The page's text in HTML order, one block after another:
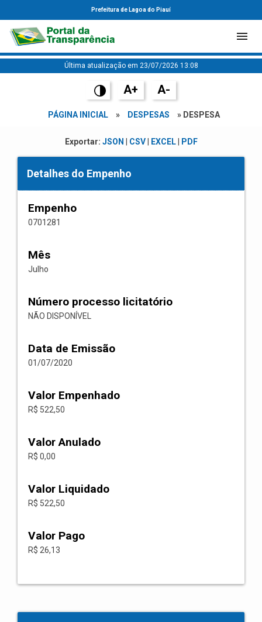
Prefeitura de Lagoa do Piauí
Última atualização em 23/07/2026 13:08
A+ A-
PÁGINA INICIAL » DESPESAS » DESPESA
Exportar: JSON CSV| EXCEL| PDF
Detalhes do Empenho
Empenho
0701281
Mês
Julho
Número processo licitatório
NÃO DISPONÍVEL
Data de Emissão
01/07/2020
Valor Empenhado
R$ 522,50
Valor Anulado
R$ 0,00
Valor Liquidado
R$ 522,50
Valor Pago
R$ 26,13